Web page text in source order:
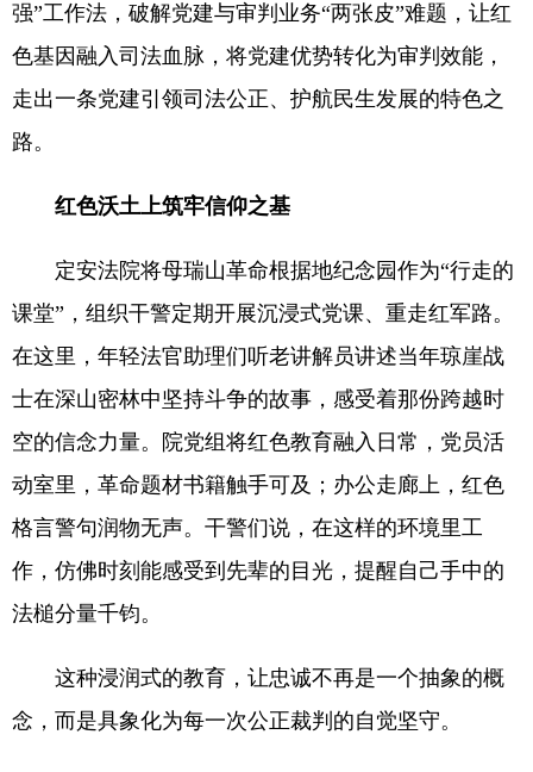
强”工作法，破解党建与审判业务“两张皮”难题，让红
色基因融入司法血脉，将党建优势转化为审判效能，
走出一条党建引领司法公正、护航民生发展的特色之
路。
红色沃土上筑牢信仰之基
定安法院将母瑞山革命根据地纪念园作为“行走的
课堂”，组织干警定期开展沉浸式党课、重走红军路。
在这里，年轻法官助理们听老讲解员讲述当年琼崖战
士在深山密林中坚持斗争的故事，感受着那份跨越时
空的信念力量。院党组将红色教育融入日常，党员活
动室里，革命题材书籍触手可及；办公走廊上，红色
格言警句润物无声。干警们说，在这样的环境里工
作，仿佛时刻能感受到先辈的目光，提醒自己手中的
法槌分量千钧。
这种浸润式的教育，让忠诚不再是一个抽象的概
念，而是具象化为每一次公正裁判的自觉坚守。